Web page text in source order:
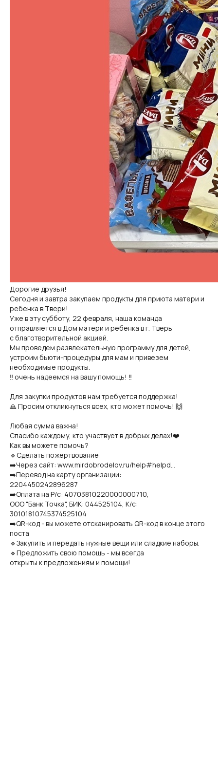
Дорогие друзья!
Сегодня и завтра закупаем продукты для приюта матери и
ребенка в Твери!
Уже в эту субботу, 22 февраля, наша команда
отправляется в Дом матери и ребенка в г. Тверь
с благотворительной акцией.
Мы проведем развлекательную программу для детей,
устроим бьюти-процедуры для мам и привезем
необходимые продукты.
‼️ очень надеемся на вашу помощь! ‼️
Для закупки продуктов нам требуется поддержка!
🙏 Просим откликнуться всех, кто может помочь! 🙌
Любая сумма важна!
Спасибо каждому, кто участвует в добрых делах!❤️
Как вы можете помочь?
🔹Сделать пожертвование:
➡️Через сайт: www.mirdobrodelov.ru/help#helpd...
➡️Перевод на карту организации:
2204450242896287
➡️Оплата на Р/с: 40703810220000000710,
ООО "Банк Точка", БИК: 044525104, К/с:
30101810745374525104
➡️QR-код - вы можете отсканировать QR-код в конце этого
поста
🔹Закупить и передать нужные вещи или сладкие наборы.
🔹Предложить свою помощь - мы всегда
открыты к предложениям и помощи!